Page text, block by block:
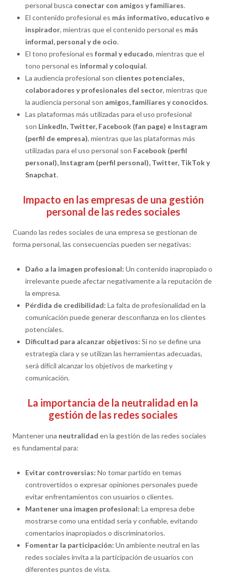
personal busca conectar con amigos y familiares.
El contenido profesional es más informativo, educativo e
inspirador, mientras que el contenido personal es más
informal, personal y de ocio.
El tono profesional es formal y educado, mientras que el
tono personal es informal y coloquial.
La audiencia profesional son clientes potenciales,
colaboradores y profesionales del sector, mientras que
la audiencia personal son amigos, familiares y conocidos.
Las plataformas más utilizadas para el uso profesional
son LinkedIn, Twitter, Facebook (fan page) e Instagram
(perfil de empresa), mientras que las plataformas más
utilizadas para el uso personal son Facebook (perfil
personal), Instagram (perfil personal), Twitter, TikTok y
Snapchat.
Impacto en las empresas de una gestión
personal de las redes sociales
Cuando las redes sociales de una empresa se gestionan de
forma personal, las consecuencias pueden ser negativas:
Daño a la imagen profesional: Un contenido inapropiado o
irrelevante puede afectar negativamente a la reputación de
la empresa.
Pérdida de credibilidad: La falta de profesionalidad en la
comunicación puede generar desconfianza en los clientes
potenciales.
Dificultad para alcanzar objetivos: Si no se define una
estrategia clara y se utilizan las herramientas adecuadas,
será difícil alcanzar los objetivos de marketing y
comunicación.
La importancia de la neutralidad en la
gestión de las redes sociales
Mantener una neutralidad en la gestión de las redes sociales
es fundamental para:
Evitar controversias: No tomar partido en temas
controvertidos o expresar opiniones personales puede
evitar enfrentamientos con usuarios o clientes.
Mantener una imagen profesional: La empresa debe
mostrarse como una entidad seria y confiable, evitando
comentarios inapropiados o discriminatorios.
Fomentar la participación: Un ambiente neutral en las
redes sociales invita a la participación de usuarios con
diferentes puntos de vista.